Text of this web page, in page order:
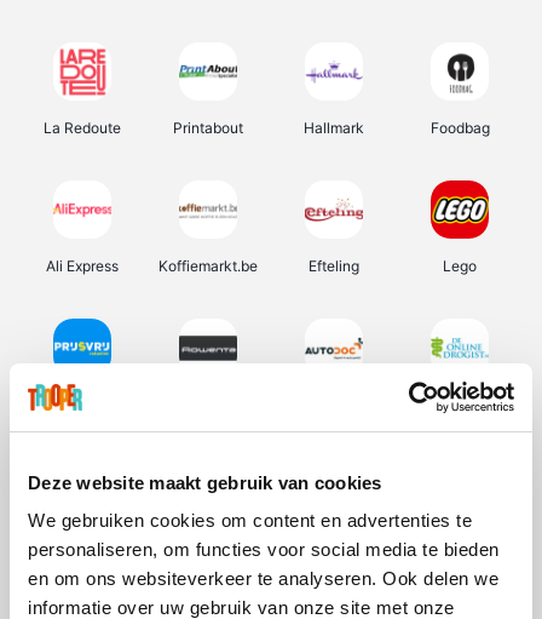
Deze website maakt gebruik van cookies
We gebruiken cookies om content en advertenties te
personaliseren, om functies voor social media te bieden
en om ons websiteverkeer te analyseren. Ook delen we
informatie over uw gebruik van onze site met onze
La Redoute Printabout Hallmark Foodbag
Ali Express Koffiemarkt.be Efteling Lego
Prijsvrij De Online Drogist
Vidaxl Lampenlicht.be Adidas Hotels.com